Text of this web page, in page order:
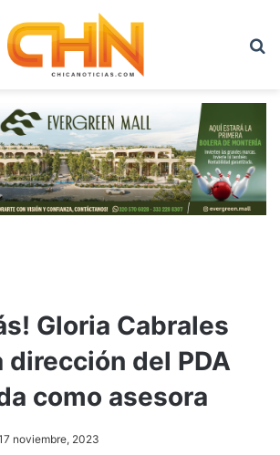
Gloria Cabrales
dirección del PDA
como asesora
noviembre, 2023